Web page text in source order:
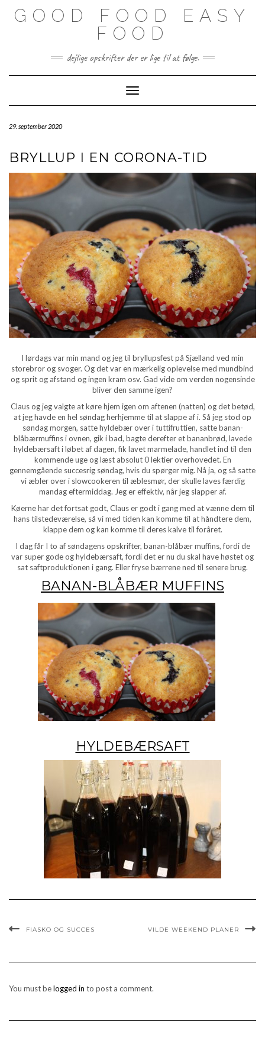
GOOD FOOD EASY
FOOD
dejlige opskrifter der er lige til at følge.
Toggle Navigation
29. september 2020
BRYLLUP I EN CORONA-TID
I lørdags var min mand og jeg til bryllupsfest på Sjælland ved min
storebror og svoger. Og det var en mærkelig oplevelse med mundbind
og sprit og afstand og ingen kram osv. Gad vide om verden nogensinde
bliver den samme igen?
Claus og jeg valgte at køre hjem igen om aftenen (natten) og det betød,
at jeg havde en hel søndag herhjemme til at slappe af i. Så jeg stod op
søndag morgen, satte hyldebær over i tuttifruttien, satte banan-
blåbærmuffins i ovnen, gik i bad, bagte derefter et bananbrød, lavede
hyldebærsaft i løbet af dagen, fik lavet marmelade, handlet ind til den
kommende uge og læst absolut 0 lektier overhovedet. En
gennemgående succesrig søndag, hvis du spørger mig. Nå ja, og så satte
vi æbler over i slowcookeren til æblesmør, der skulle laves færdig
mandag eftermiddag. Jeg er effektiv, når jeg slapper af.
Køerne har det fortsat godt, Claus er godt i gang med at vænne dem til
hans tilstedeværelse, så vi med tiden kan komme til at håndtere dem,
klappe dem og kan komme til deres kalve til foråret.
I dag får I to af søndagens opskrifter, banan-blåbær muffins, fordi de
var super gode og hyldebærsaft, fordi det er nu du skal have høstet og
sat saftproduktionen i gang. Eller fryse bærrene ned til senere brug.
BANAN-BLÅBÆR MUFFINS
HYLDEBÆRSAFT
FIASKO OG SUCCES VILDE WEEKEND PLANER
You must belogged in to post a comment.